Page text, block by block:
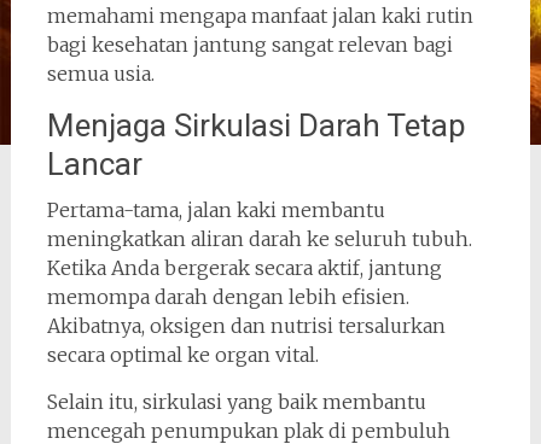
memahami mengapa manfaat jalan kaki rutin
bagi kesehatan jantung sangat relevan bagi
semua usia.
Menjaga Sirkulasi Darah Tetap
Lancar
Pertama-tama, jalan kaki membantu
meningkatkan aliran darah ke seluruh tubuh.
Ketika Anda bergerak secara aktif, jantung
memompa darah dengan lebih efisien.
Akibatnya, oksigen dan nutrisi tersalurkan
secara optimal ke organ vital.
Selain itu, sirkulasi yang baik membantu
mencegah penumpukan plak di pembuluh